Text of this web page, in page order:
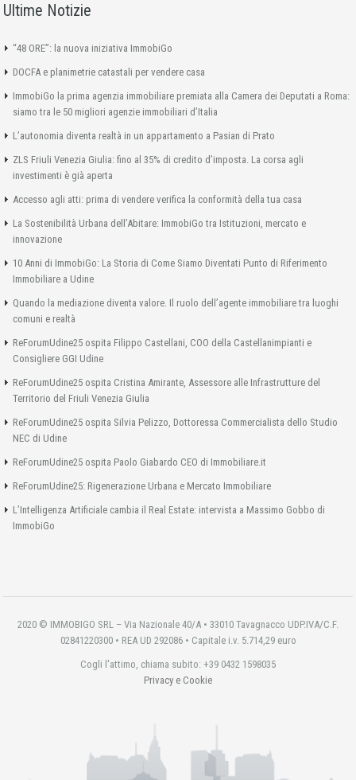
Ultime Notizie
“48 ORE”: la nuova iniziativa ImmobiGo
DOCFA e planimetrie catastali per vendere casa
ImmobiGo la prima agenzia immobiliare premiata alla Camera dei Deputati a Roma:
siamo tra le 50 migliori agenzie immobiliari d’Italia
L’autonomia diventa realtà in un appartamento a Pasian di Prato
ZLS Friuli Venezia Giulia: fino al 35% di credito d’imposta. La corsa agli
investimenti è già aperta
Accesso agli atti: prima di vendere verifica la conformità della tua casa
La Sostenibilità Urbana dell’Abitare: ImmobiGo tra Istituzioni, mercato e
innovazione
10 Anni di ImmobiGo: La Storia di Come Siamo Diventati Punto di Riferimento
Immobiliare a Udine
Quando la mediazione diventa valore. Il ruolo dell’agente immobiliare tra luoghi
comuni e realtà
ReForumUdine25 ospita Filippo Castellani, COO della Castellanimpianti e
Consigliere GGI Udine
ReForumUdine25 ospita Cristina Amirante, Assessore alle Infrastrutture del
Territorio del Friuli Venezia Giulia
ReForumUdine25 ospita Silvia Pelizzo, Dottoressa Commercialista dello Studio
NEC di Udine
ReForumUdine25 ospita Paolo Giabardo CEO di Immobiliare.it
ReForumUdine25: Rigenerazione Urbana e Mercato Immobiliare
L’Intelligenza Artificiale cambia il Real Estate: intervista a Massimo Gobbo di
ImmobiGo
2020 © IMMOBIGO SRL – Via Nazionale 40/A • 33010 Tavagnacco UDP.IVA/C.F.
02841220300 • REA UD 292086 • Capitale i.v. 5.714,29 euro
Cogli l'attimo, chiama subito: +39 0432 1598035
Privacy e Cookie